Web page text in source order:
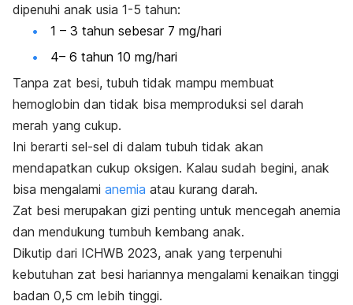
dipenuhi anak usia 1-5 tahun:
1 – 3 tahun sebesar 7 mg/hari
4– 6 tahun 10 mg/hari
Tanpa zat besi, tubuh tidak mampu membuat
hemoglobin dan tidak bisa memproduksi sel darah
merah yang cukup.
Ini berarti sel-sel di dalam tubuh tidak akan
mendapatkan cukup oksigen. Kalau sudah begini, anak
bisa mengalami anemia atau kurang darah.
Zat besi merupakan gizi penting untuk mencegah anemia
dan mendukung tumbuh kembang anak.
Dikutip dari ICHWB 2023, anak yang terpenuhi
kebutuhan zat besi hariannya mengalami kenaikan tinggi
badan 0,5 cm lebih tinggi.